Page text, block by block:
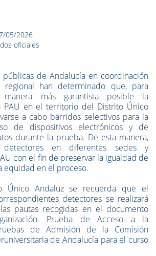
05/2026
oficiales
públicas de Andalucía en coordinación
han determinado que, para
más garantista posible la
PAU en el territorio del Distrito Único
a cabo barridos selectivos para la
de dispositivos electrónicos y de
durante la prueba. De esta manera,
en diferentes sedes y
con el fin de preservar la igualdad de
equidad en el proceso.
Único Andaluz se recuerda que el
detectores se realizará
pautas recogidas en el documento
Prueba de Acceso a la
de Admisión de la Comisión
de Andalucía para el curso